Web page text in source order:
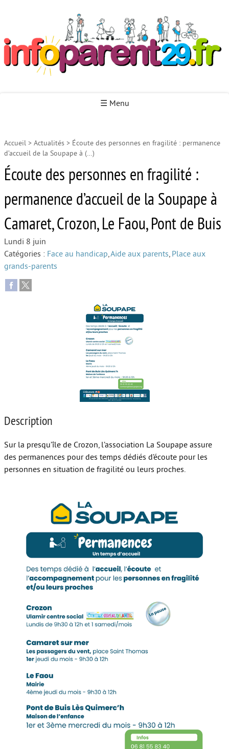
☰ Menu
Accueil
Autour de la petite enfance
Autour de l’enfance
Autour de la jeunesse
Face au deuil
Sortir en famille
Vie de couple
Aide aux parents
Place aux grands-parents
Accueil > Actualités > Écoute des personnes en fragilité : permanence
d’accueil de la Soupape à (…)
Écoute des personnes en fragilité :
permanence d’accueil de la Soupape à
Camaret, Crozon, Le Faou, Pont de Buis
Lundi 8 juin
Catégories : Face au handicap,Aide aux parents, Place aux
grands-parents
Description
Sur la presqu’île de Crozon, l’association La Soupape assure
des permanences pour des temps dédiés d’écoute pour les
personnes en situation de fragilité ou leurs proches.